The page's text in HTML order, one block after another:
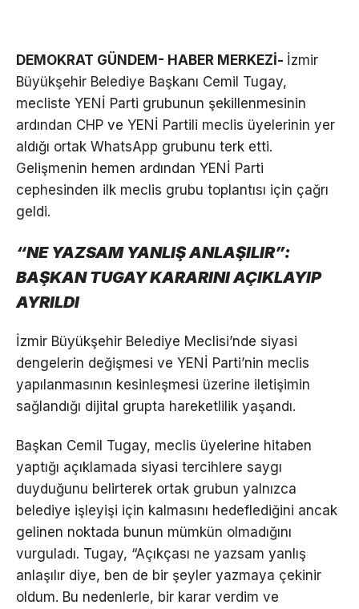
DEMOKRAT GÜNDEM- HABER MERKEZİ- İzmir
Büyükşehir Belediye Başkanı Cemil Tugay,
mecliste YENİ Parti grubunun şekillenmesinin
ardından CHP ve YENİ Partili meclis üyelerinin yer
aldığı ortak WhatsApp grubunu terk etti.
Gelişmenin hemen ardından YENİ Parti
cephesinden ilk meclis grubu toplantısı için çağrı
geldi.
“NE YAZSAM YANLIŞ ANLAŞILIR”:
BAŞKAN TUGAY KARARINI AÇIKLAYIP
AYRILDI
İzmir Büyükşehir Belediye Meclisi’nde siyasi
dengelerin değişmesi ve YENİ Parti’nin meclis
yapılanmasının kesinleşmesi üzerine iletişimin
sağlandığı dijital grupta hareketlilik yaşandı.
Başkan Cemil Tugay, meclis üyelerine hitaben
yaptığı açıklamada siyasi tercihlere saygı
duyduğunu belirterek ortak grubun yalnızca
belediye işleyişi için kalmasını hedeflediğini ancak
gelinen noktada bunun mümkün olmadığını
vurguladı. Tugay, “Açıkçası ne yazsam yanlış
anlaşılır diye, ben de bir şeyler yazmaya çekinir
oldum. Bu nedenlerle, bir karar verdim ve